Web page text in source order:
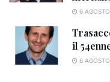
6
il
6